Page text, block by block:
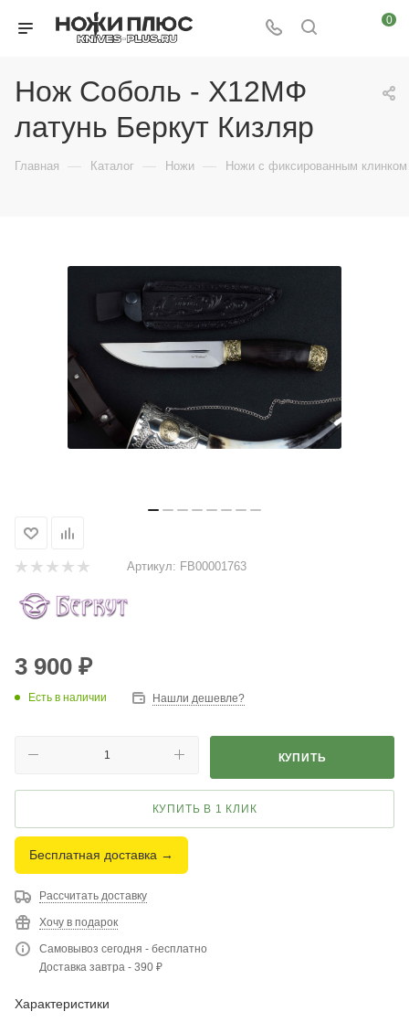
0
Нож Соболь - Х12МФ
латунь Беркут Кизляр
Главная — Каталог — Ножи — Ножи с фиксированным клинком
Артикул: FВ00001763
3 900 ₽
Есть в наличии Нашли дешевле?
КУПИТЬ
КУПИТЬ В 1 КЛИК
Бесплатная доставка →
Рассчитать доставку
Хочу в подарок
Самовывоз сегодня - бесплатно
Доставка завтра - 390 ₽
Характеристики